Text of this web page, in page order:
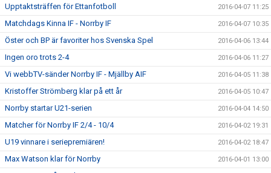
Upptaktsträffen för Ettanfotboll 2016-04-07 11:25
Matchdags Kinna IF - Norrby IF 2016-04-07 10:35
Öster och BP är favoriter hos Svenska Spel 2016-04-06 13:44
Ingen oro trots 2-4 2016-04-06 11:27
Vi webbTV-sänder Norrby IF - Mjällby AIF 2016-04-05 11:38
Kristoffer Strömberg klar på ett år 2016-04-05 10:47
Norrby startar U21-serien 2016-04-04 14:50
Matcher för Norrby IF 2/4 - 10/4 2016-04-02 19:31
U19 vinnare i seriepremiären! 2016-04-02 18:47
Max Watson klar för Norrby 2016-04-01 13:00